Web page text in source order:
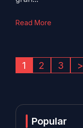
Read More
1 2 3 >
Popular